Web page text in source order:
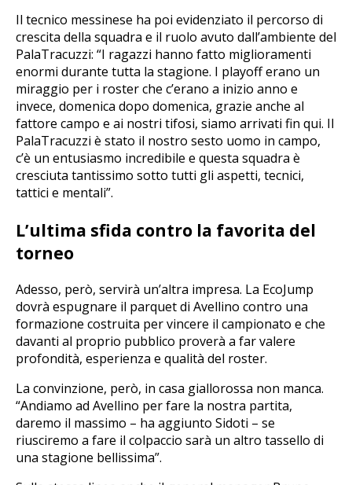
Il tecnico messinese ha poi evidenziato il percorso di
crescita della squadra e il ruolo avuto dall’ambiente del
PalaTracuzzi: “I ragazzi hanno fatto miglioramenti
enormi durante tutta la stagione. I playoff erano un
miraggio per i roster che c’erano a inizio anno e
invece, domenica dopo domenica, grazie anche al
fattore campo e ai nostri tifosi, siamo arrivati fin qui. Il
PalaTracuzzi è stato il nostro sesto uomo in campo,
c’è un entusiasmo incredibile e questa squadra è
cresciuta tantissimo sotto tutti gli aspetti, tecnici,
tattici e mentali”.
L’ultima sfida contro la favorita del
torneo
Adesso, però, servirà un’altra impresa. La EcoJump
dovrà espugnare il parquet di Avellino contro una
formazione costruita per vincere il campionato e che
davanti al proprio pubblico proverà a far valere
profondità, esperienza e qualità del roster.
La convinzione, però, in casa giallorossa non manca.
“Andiamo ad Avellino per fare la nostra partita,
daremo il massimo – ha aggiunto Sidoti – se
riusciremo a fare il colpaccio sarà un altro tassello di
una stagione bellissima”.